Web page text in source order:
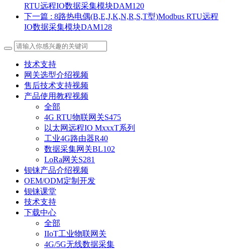
RTU远程IO数据采集模块DAM120
下一篇 : 8路热电偶(B,E,J,K,N,R,S,T型)Modbus RTU远程
IO数据采集模块DAM128
技术支持
网关选型介绍视频
售后技术支持视频
产品使用教程视频
全部
4G RTU物联网关S475
以太网远程IO MxxxT系列
工业4G路由器R40
数据采集网关BL102
LoRa网关S281
钡铼产品介绍视频
OEM/ODM定制开发
钡铼课堂
技术支持
下载中心
全部
IIoT工业物联网关
4G/5G无线数据采集